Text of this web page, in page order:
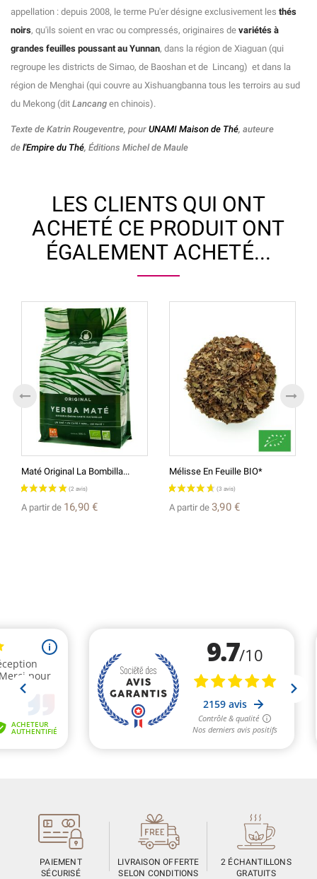
appellation : depuis 2008, le terme Pu'er désigne exclusivement les thés
noirs, qu'ils soient en vrac ou compressés, originaires de variétés à
grandes feuilles poussant au Yunnan, dans la région de Xiaguan (qui
regroupe les districts de Simao, de Baoshan et de Lincang) et dans la
région de Menghai (qui couvre au Xishuangbanna tous les terroirs au sud
du Mekong (dit Lancang en chinois).
Texte de Katrin Rougeventre, pour UNAMI Maison de Thé, auteure
de l'Empire du Thé, Éditions Michel de Maule
LES CLIENTS QUI ONT
ACHETÉ CE PRODUIT ONT
ÉGALEMENT ACHETÉ...
Maté Original La Bombilla...
A partir de 16,90 €
Mélisse En Feuille BIO*
A partir de 3,90 €
PAIEMENT
SÉCURISÉ
LIVRAISON OFFERTE
SELON CONDITIONS
2 ÉCHANTILLONS
GRATUITS